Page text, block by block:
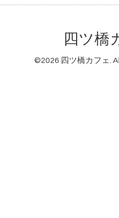
四ツ橋
©2026 四ツ橋カフェ.